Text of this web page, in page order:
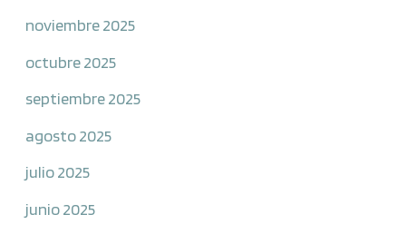
noviembre 2025
octubre 2025
septiembre 2025
agosto 2025
julio 2025
junio 2025